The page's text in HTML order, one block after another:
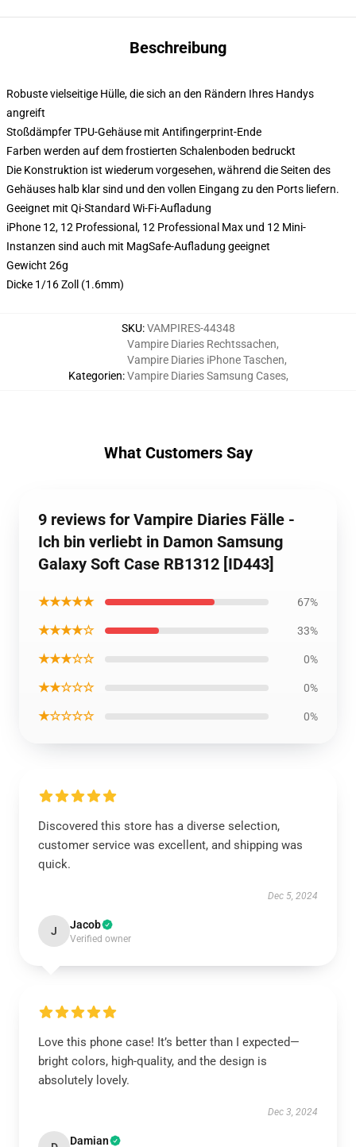
Beschreibung
Robuste vielseitige Hülle, die sich an den Rändern Ihres Handys
angreift
Stoßdämpfer TPU-Gehäuse mit Antifingerprint-Ende
Farben werden auf dem frostierten Schalenboden bedruckt
Die Konstruktion ist wiederum vorgesehen, während die Seiten des
Gehäuses halb klar sind und den vollen Eingang zu den Ports liefern.
Geeignet mit Qi-Standard Wi-Fi-Aufladung
iPhone 12, 12 Professional, 12 Professional Max und 12 Mini-
Instanzen sind auch mit MagSafe-Aufladung geeignet
Gewicht 26g
Dicke 1/16 Zoll (1.6mm)
SKU:VAMPIRES-44348
Kategorien:
Vampire Diaries Rechtssachen,
Vampire Diaries iPhone Taschen,
Vampire Diaries Samsung Cases,
What Customers Say
9 reviews for Vampire Diaries Fälle -
Ich bin verliebt in Damon Samsung
Galaxy Soft Case RB1312 [ID443]
★★★★★ 67%
★★★★☆ 33%
★★★☆☆ 0%
★★☆☆☆ 0%
★☆☆☆☆ 0%
Discovered this store has a diverse selection,
customer service was excellent, and shipping was
quick.
Dec 5, 2024
J Jacob
Verified owner
Love this phone case! It’s better than I expected—
bright colors, high-quality, and the design is
absolutely lovely.
Dec 3, 2024
Damian